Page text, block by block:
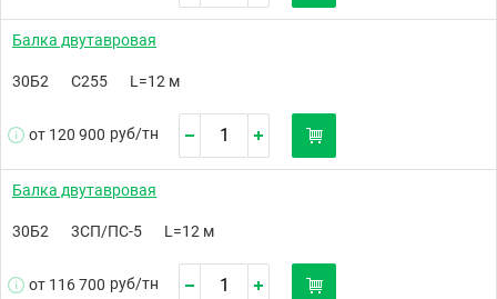
Балка двутавровая
30Б2 С255 L=12 м
от 120 900 руб/тн
Балка двутавровая
30Б2 3СП/ПС-5 L=12 м
от 116 700 руб/тн